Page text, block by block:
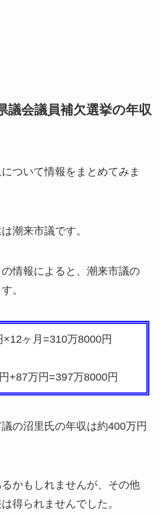
議会議員補欠選挙の年収
ついて情報をまとめてみま
潮来市議です。
情報によると、潮来市議の
。
×12ヶ月=310万8000円
+87万円=397万8000円
議の沼里氏の年収は約400万円
かもしれませんが、その他
得られませんでした。